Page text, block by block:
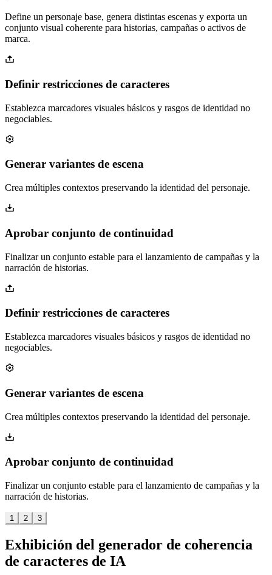
Define un personaje base, genera distintas escenas y exporta un
conjunto visual coherente para historias, campañas o activos de
marca.
Definir restricciones de caracteres
Establezca marcadores visuales básicos y rasgos de identidad no
negociables.
Generar variantes de escena
Crea múltiples contextos preservando la identidad del personaje.
Aprobar conjunto de continuidad
Finalizar un conjunto estable para el lanzamiento de campañas y la
narración de historias.
Definir restricciones de caracteres
Establezca marcadores visuales básicos y rasgos de identidad no
negociables.
Generar variantes de escena
Crea múltiples contextos preservando la identidad del personaje.
Aprobar conjunto de continuidad
Finalizar un conjunto estable para el lanzamiento de campañas y la
narración de historias.
1 2 3
Exhibición del generador de coherencia
de caracteres de IA